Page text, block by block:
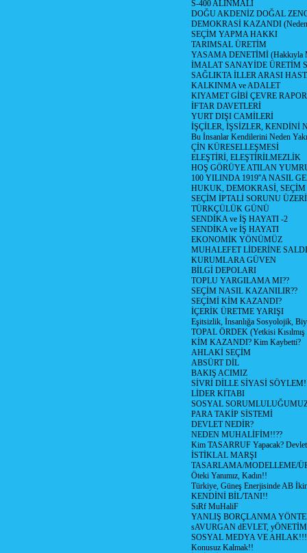
S-400 ALINMALI
DOĞU AKDENİZ DOĞAL
DEMOKRASİ KAZANDI (Neden
SEÇİM YAPMA HAKKI
TARIMSAL ÜRETİM
YASAMA DENETİMİ (Hakkıyla
İMALAT SANAYİDE ÜRETİM
SAĞLIKTA İLLER ARASI
KALKINMA ve ADALET
KIYAMET GİBİ ÇEVRE
İFTAR DAVETLERİ
YURT DIŞI CAMİLERİ
İŞÇİLER, İŞSİZLER, KENDİNİ
Bu İnsanlar Kendilerini Neden
ÇİN KÜRESELLEŞMESİ
ELEŞTİRİ, ELEŞTİRİLMEZLİK
HOŞ GÖRÜYE ATILAN
100 YILINDA 1919''A NASIL
HUKUK, DEMOKRASİ, SEÇİM
SEÇİM İPTALİ SORUNU
TÜRKÇÜLÜK GÜNÜ
SENDİKA ve İŞ HAYATI -2
SENDİKA ve İŞ HAYATI
EKONOMİK YÖNÜMÜZ
MUHALEFET LİDERİNE
KURUMLARA GÜVEN
BİLGİ DEPOLARI
TOPLU YARGILAMA MI??
SEÇİM NASIL KAZANILIR??
SEÇİMİ KİM KAZANDI?
İÇERİK ÜRETME YARIŞI
Eşitsizlik, İnsanlığa Sosyolojik,
TOPAL ÖRDEK (Yetkisi
KİM KAZANDI? Kim Kaybetti?
AHLAKİ SEÇİM
ABSÜRT DİL
BAKIŞ ACIMIZ
SİVRİ DİLLE SİYASİ
LİDER KİTABI
SOSYAL
PARA TAKİP SİSTEMİ
DEVLET NEDİR?
NEDEN MUHALİFİM!!??
Kim TASARRUF Yapacak? Devlet
İSTİKLAL MARŞI
TASARLAMA/MODELLEME/
Öteki Yanımız, Kadın!!
Türkiye, Güneş Enerjisinde AB
KENDİNİ BİL/TANI!!
SıRf MuHaliF
YANLIŞ BORÇLANMA
sAVURGAN dEVLET,
SOSYAL MEDYA VE AHLAK!!!
Konusuz Kalmak!!